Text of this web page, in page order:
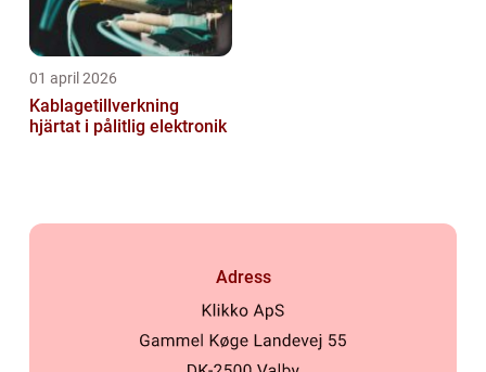
01 april 2026
Kablagetillverkning
hjärtat i pålitlig elektronik
Adress